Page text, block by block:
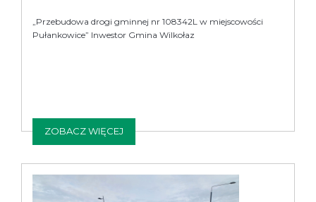
„Przebudowa drogi gminnej nr 108342L w miejscowości
Pułankowice” Inwestor Gmina Wilkołaz
ZOBACZ WIĘCEJ